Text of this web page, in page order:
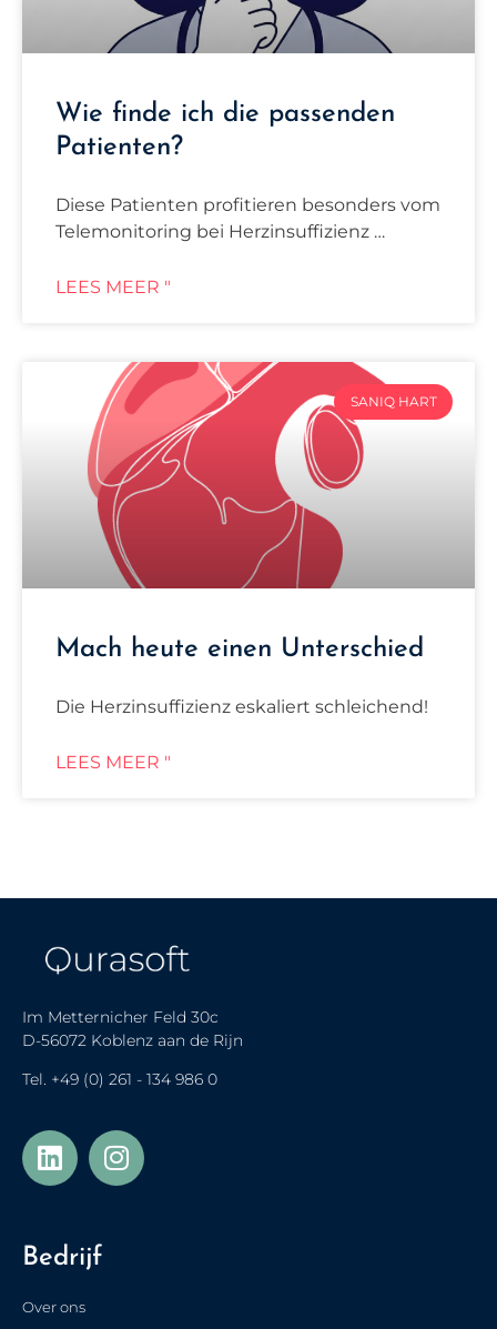
Wie finde ich die passenden
Patienten?
Diese Patienten profitieren besonders vom
Telemonitoring bei Herzinsuffizienz …
LEES MEER "
SANIQ HART
Mach heute einen Unterschied
Die Herzinsuffizienz eskaliert schleichend!
LEES MEER "
Im Metternicher Feld 30c
D-56072 Koblenz aan de Rijn
Tel. +49 (0) 261 - 134 986 0
Bedrijf
Over ons